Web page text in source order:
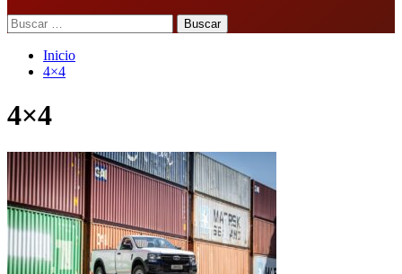
Buscar:
Inicio
4×4
4×4